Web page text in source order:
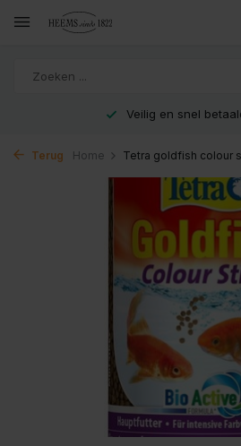
Veilig en snel
Terug Home Tetra goldfish colour